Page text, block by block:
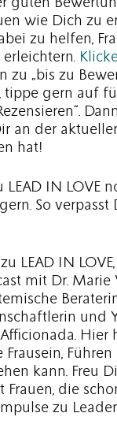
guten
wie Dich zu
zu helfen,
zu „bis zu
tippe gern auf
an der
hat!
IN LOVE
So verpasst
LEAD IN
mit Dr. Marie
und
Hier
kann. Freu
Frauen, die
zu